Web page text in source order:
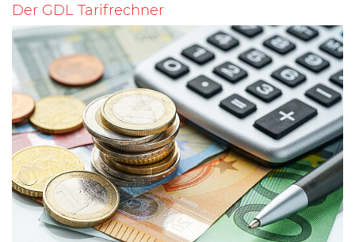
Der GDL Tarifrechner